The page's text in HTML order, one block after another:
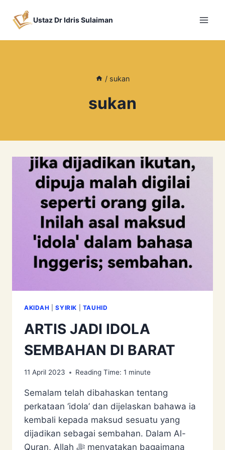
Ustaz Dr Idris Sulaiman
/ sukan
sukan
AKIDAH |SYIRIK TAUHID
ARTIS JADI IDOLA
SEMBAHAN DI BARAT
11 April 2023 Reading Time: 1 minute
Semalam telah dibahaskan tentang
perkataan ‘idola’ dan dijelaskan bahawa ia
kembali kepada maksud sesuatu yang
dijadikan sebagai sembahan. Dalam Al-
Quran, Allah ﷻ menyatakan bagaimana